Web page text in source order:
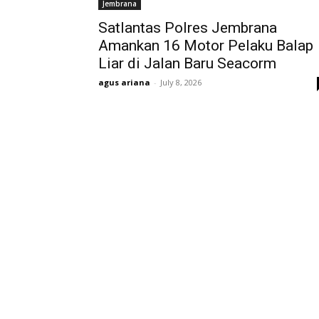
Jembrana
Satlantas Polres Jembrana
Amankan 16 Motor Pelaku Balap
Liar di Jalan Baru Seacorm
agus ariana - July 8, 2026